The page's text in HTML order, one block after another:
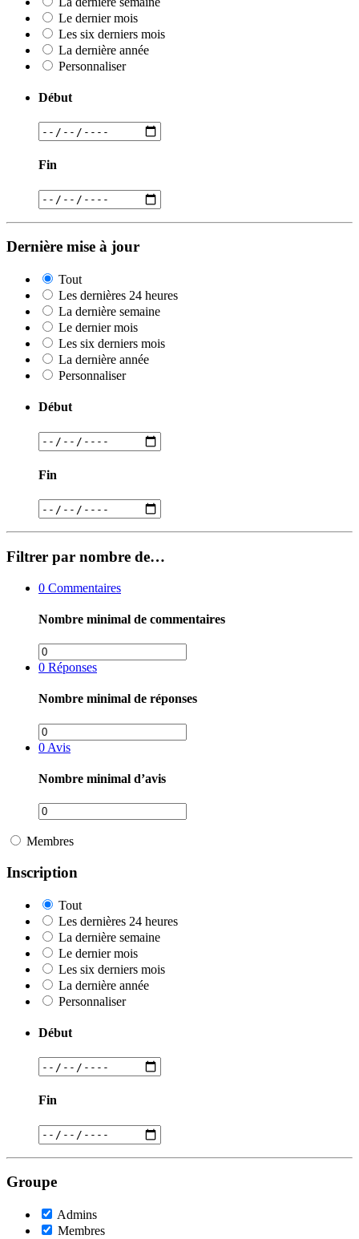
Le dernier mois
Les six derniers mois
La dernière année
Personnaliser
Début
Fin
Dernière mise à jour
Tout
Les dernières 24 heures
La dernière semaine
Le dernier mois
Les six derniers mois
La dernière année
Personnaliser
Début
Fin
Filtrer par nombre de…
0 Commentaires
Nombre minimal de commentaires
0 Réponses
Nombre minimal de réponses
0 Avis
Nombre minimal d’avis
Membres
Inscription
Tout
Les dernières 24 heures
La dernière semaine
Le dernier mois
Les six derniers mois
La dernière année
Personnaliser
Début
Fin
Groupe
Admins
Membres